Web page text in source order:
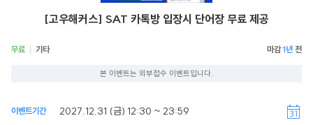
[고우해커스] SAT 카톡방 입장시 단어장 무료 제공
무료 기타 1년
본 이벤트는 외부접수 이벤트입니다.
이벤트기간 2027.12.31 (금) 12:30 ~ 23:59